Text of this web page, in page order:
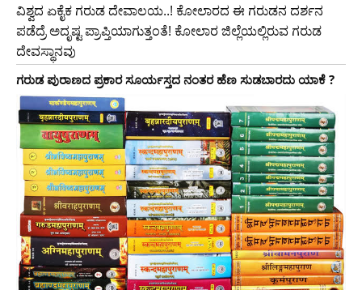
ವಿಶ್ವದ ಏಕೈಕ ಗರುಡ ದೇವಾಲಯ..! ಕೋಲಾರದ ಈ ಗರುಡನ ದರ್ಶನ
ಪಡೆದ್ರೆ ಅದೃಷ್ಟ ಪ್ರಾಪ್ತಿಯಾಗುತ್ತಂತೆ! ಕೋಲಾರ ಜಿಲ್ಲೆಯಲ್ಲಿರುವ ಗರುಡ
ದೇವಸ್ಥಾನವು
ಗರುಡ ಪುರಾಣದ ಪ್ರಕಾರ ಸೂರ್ಯಸ್ತದ ನಂತರ ಹೆಣ ಸುಡಬಾರದು ಯಾಕೆ ?